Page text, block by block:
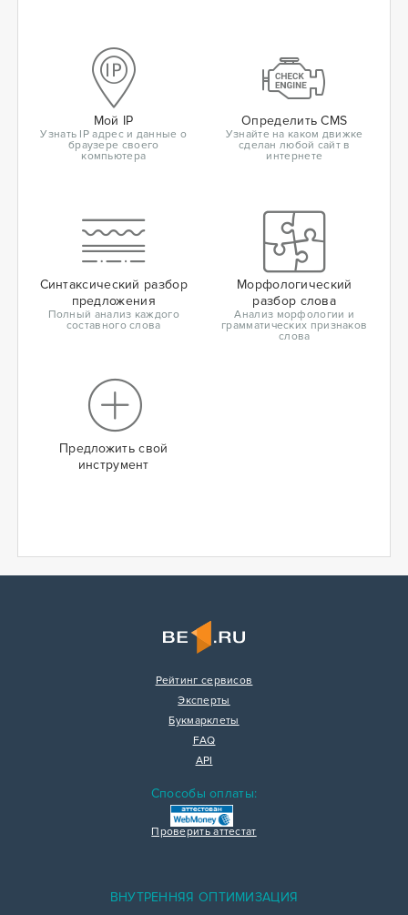
Мой IP
Узнать IP адрес и данные о
браузере своего
компьютера
Определить CMS
Узнайте на каком движке
сделан любой сайт в
интернете
Синтаксический разбор
предложения
Полный анализ каждого
составного слова
Морфологический
разбор слова
Анализ морфологии и
грамматических признаков
слова
Предложить свой
инструмент
Рейтинг сервисов
Эксперты
Букмарклеты
FAQ
API
Способы оплаты:
Проверить аттестат
ВНУТРЕННЯЯ ОПТИМИЗАЦИЯ